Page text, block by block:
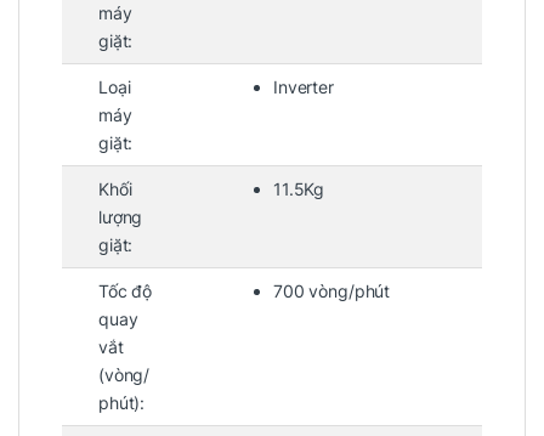
máy
giặt:
Loại
máy
giặt:
Inverter
Khối
lượng
giặt:
11.5Kg
Tốc độ
quay
vắt
(vòng/
phút):
700 vòng/phút